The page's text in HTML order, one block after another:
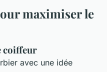
maximiser le
coiffeur
avec une idée